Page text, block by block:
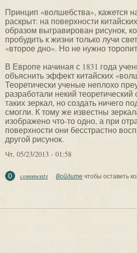
Принцип «волшебства», кажется
раскрыт: на поверхности
образом выгравирован рисунок,
пробудить к жизни только лучи
«второе дно». Но не нужно
В Европе начиная с 1831 года
объяснить эффект китайских
Теоретически ученые неплохо
разработали некий теоретический
таких зеркал, но создать ничего
смогли. К тому же известны
изображено что-то одно, а при
поверхности они бесстрастно
другой рисунок.
Чт, 05/23/2013 - 01:58
0 comments Войдитечтобы оставить